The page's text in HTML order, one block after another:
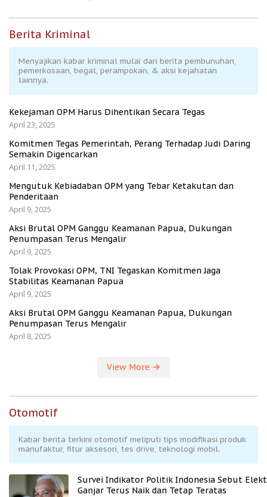
Berita Kriminal
Menyajikan kabar kriminal mulai dari berita pembunuhan,
pemerkosaan, begal, perampokan, & aksi kejahatan
lainnya.
Kekejaman OPM Harus Dihentikan Secara Tegas
April 23, 2025
Komitmen Tegas Pemerintah, Perang Terhadap Judi Daring
Semakin Digencarkan
April 11, 2025
Mengutuk Kebiadaban OPM yang Tebar Ketakutan dan
Penderitaan
April 9, 2025
Aksi Brutal OPM Ganggu Keamanan Papua, Dukungan
Penumpasan Terus Mengalir
April 9, 2025
Tolak Provokasi OPM, TNI Tegaskan Komitmen Jaga
Stabilitas Keamanan Papua
April 9, 2025
Aksi Brutal OPM Ganggu Keamanan Papua, Dukungan
Penumpasan Terus Mengalir
April 8, 2025
View More
Otomotif
Kabar berita terkini otomotif meliputi tips modifikasi produk
manufaktur, fitur aksesori, tes drive, teknologi mobil.
Survei Indikator Politik Indonesia Sebut
Ganjar Terus Naik dan Tetap Teratas